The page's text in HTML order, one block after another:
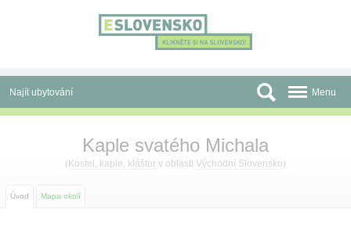
Najít ubytování
Slevy a Last Minute
Autobusové zájezdy
Menu
Kaple svatého Michala
( Kostel, kaple, klášter v oblasti Východní Slovensko)
Úvod Mapa okolí